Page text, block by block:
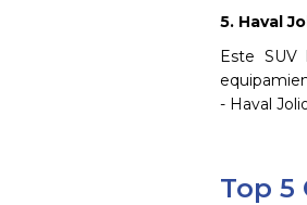
5. Haval
Este SUV
- Haval
Top 5